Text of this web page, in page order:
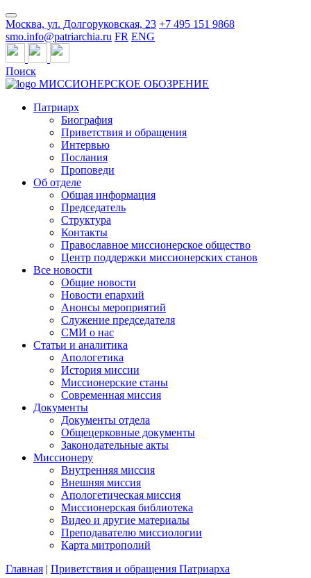
Москва, ул. Долгоруковская, 23 +7 495 151 9868
smo.info@patriarchia.ru FR ENG
Поиск
МИССИОНЕРСКОЕ ОБОЗРЕНИЕ
Патриарх
Биография
Приветствия и обращения
Интервью
Послания
Проповеди
Об отделе
Общая информация
Председатель
Структура
Контакты
Православное миссионерское общество
Центр поддержки миссионерских станов
Все новости
Общие новости
Новости епархий
Анонсы мероприятий
Служение председателя
СМИ о нас
Статьи и аналитика
Апологетика
История миссии
Миссионерские станы
Современная миссия
Документы
Документы отдела
Общецерковные документы
Законодательные акты
Миссионеру
Внутренняя миссия
Внешняя миссия
Апологетическая миссия
Миссионерская библиотека
Видео и другие материалы
Преподавателю миссиологии
Карта митрополий
Главная | Приветствия и обращения Патриарха